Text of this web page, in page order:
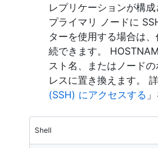
レプリケーションが構成
プライマリ ノードに
ターを使用する場合は
続できます。
スト名、またはノード
レスに置き換えます。
(SSH) にアクセスする
Shell